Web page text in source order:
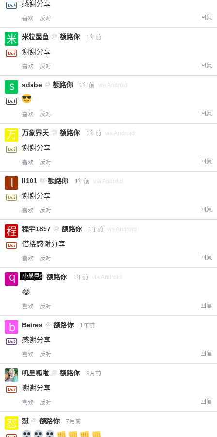
感谢分享
喜欢 反对 回复
米粒墨鱼 @ 额路你 1年前
谢谢分享
喜欢 反对 回复
sdabe @ 额路你 1年前 via Android
喜欢 反对 回复
万象界天 @ 额路你 1年前 via Android
谢谢分享
喜欢 反对 回复
ll101 @ 额路你 1年前 via Android
谢谢分享
喜欢 反对 回复
程宇1897 @ 额路你 1年前 via Android
借楼感谢分享
喜欢 反对 回复
小黑屋
qwq @ 额路你 1年前 via Android
😂
喜欢 反对 回复
Beires @ 额路你 1年前
感谢分享
喜欢 反对 回复
叽里呱啦 @ 额路你 9月前
谢谢分享
喜欢 反对 回复
怼 @ 额路你 7月前